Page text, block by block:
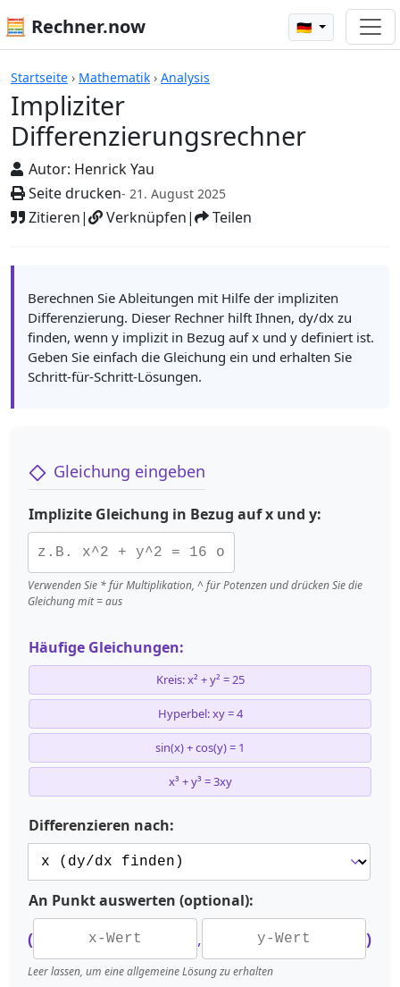
🧮 Rechner.now 🇩🇪
Startseite › Mathematik › Analysis
Impliziter
Differenzierungsrechner
Autor: Henrick Yau
Seite drucken- 21. August 2025
Zitieren| Verknüpfen| Teilen
Rechner
Berechnen Sie Ableitungen mit Hilfe der impliziten
Differenzierung. Dieser Rechner hilft Ihnen, dy/dx zu
finden, wenn y implizit in Bezug auf x und y definiert ist.
Geben Sie einfach die Gleichung ein und erhalten Sie
Schritt-für-Schritt-Lösungen.
Gleichung eingeben
Implizite Gleichung in Bezug auf x und y:
Verwenden Sie * für Multiplikation, ^ für Potenzen und drücken Sie die
Gleichung mit = aus
Häufige Gleichungen:
Kreis: x² + y² = 25
Hyperbel: xy = 4
sin(x) + cos(y) = 1
x³ + y³ = 3xy
Differenzieren nach:
An Punkt auswerten (optional):
( , )
Leer lassen, um eine allgemeine Lösung zu erhalten